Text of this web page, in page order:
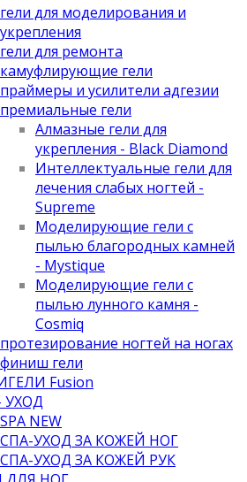
гели для моделирования и
укрепления
гели для ремонта
камуфлирующие гели
праймеры и усилители адгезии
премиальные гели
Алмазные гели для
укрепления - Black Diamond
Интеллектуальные гели для
лечения слабых ногтей -
Supreme
Моделирующие гели с
пылью благородных камней
- Mystique
Моделирующие гели с
пылью лунного камня -
Cosmiq
протезирование ногтей на ногах
финиш гели
Fusion
УХОД
SPA NEW
СПА-УХОД ЗА КОЖЕЙ НОГ
СПА-УХОД ЗА КОЖЕЙ РУК